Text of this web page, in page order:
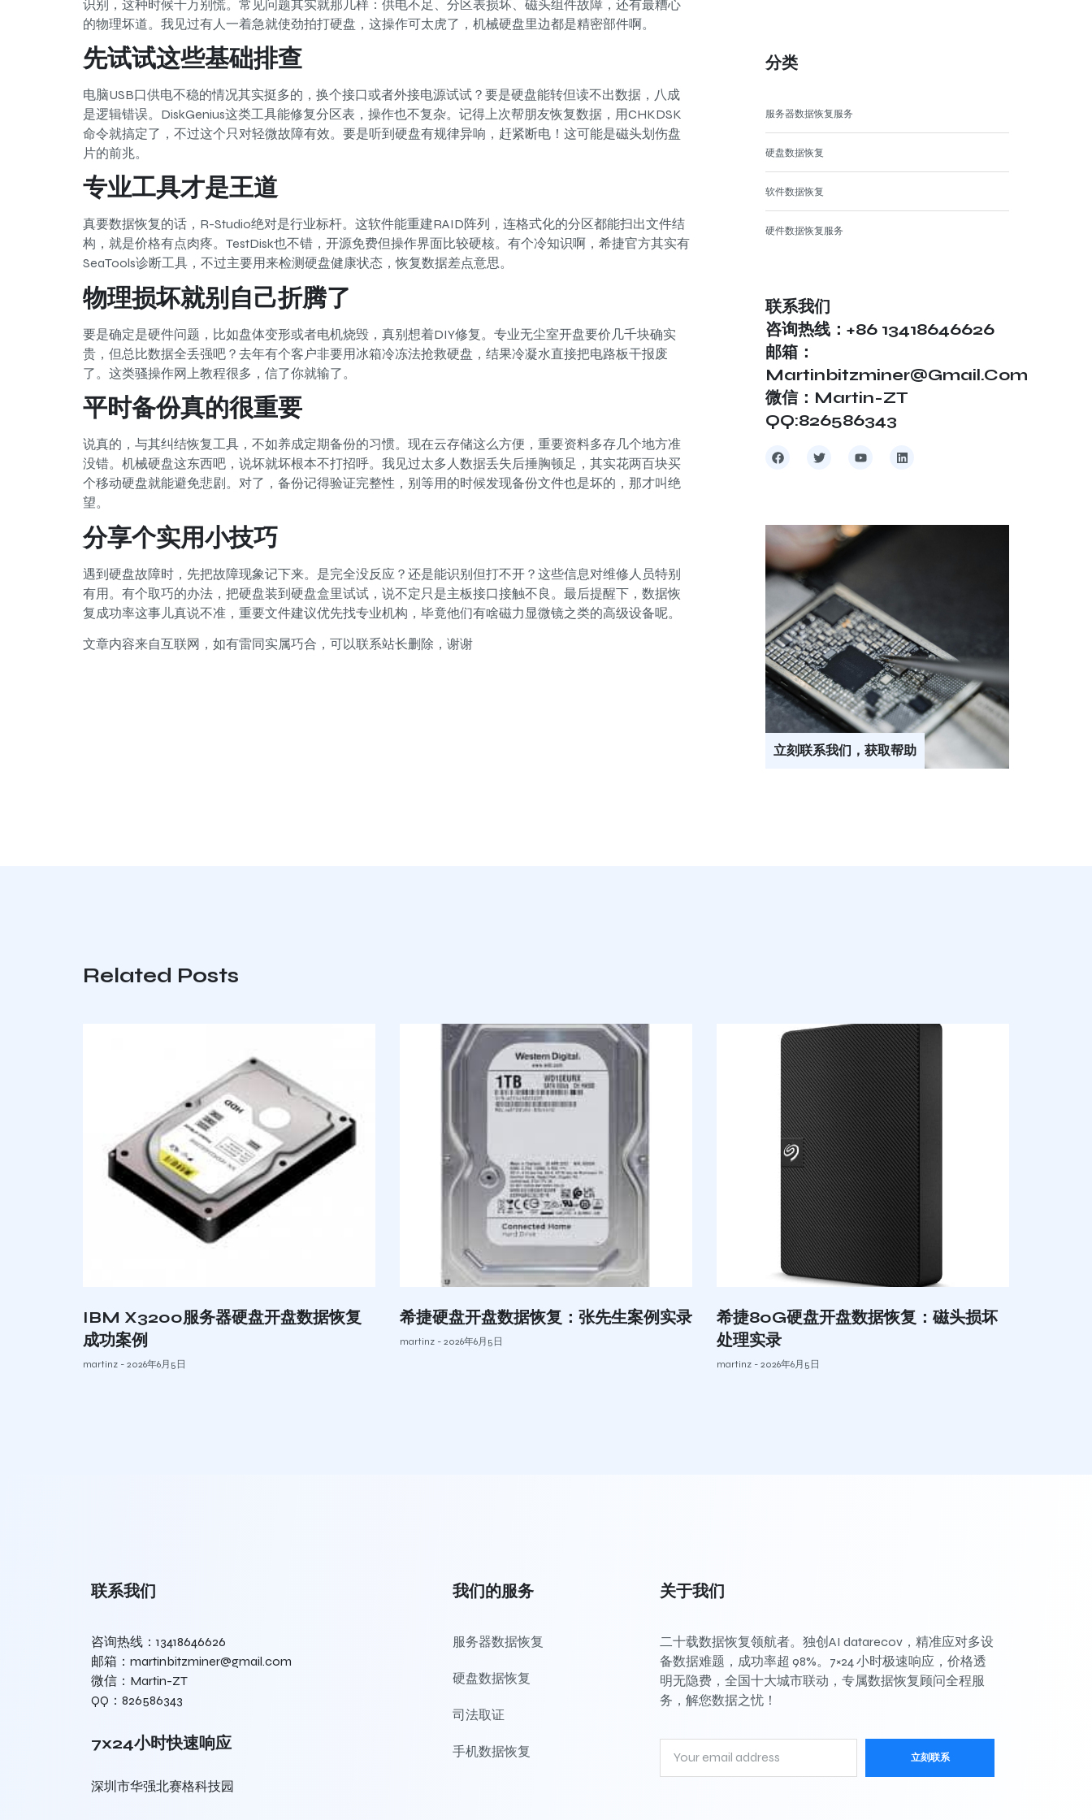
识别，这种时候千万别慌。常见问题其实就那几样：供电不足、分区表损坏、磁头组件故障，还有最糟心
的物理坏道。我见过有人一着急就使劲拍打硬盘，这操作可太虎了，机械硬盘里边都是精密部件啊。
先试试这些基础排查
电脑USB口供电不稳的情况其实挺多的，换个接口或者外接电源试试？要是硬盘能转但读不出数据，八成
是逻辑错误。DiskGenius这类工具能修复分区表，操作也不复杂。记得上次帮朋友恢复数据，用CHKDSK
命令就搞定了，不过这个只对轻微故障有效。要是听到硬盘有规律异响，赶紧断电！这可能是磁头划伤盘
片的前兆。
专业工具才是王道
真要数据恢复的话，R-Studio绝对是行业标杆。这软件能重建RAID阵列，连格式化的分区都能扫出文件结
构，就是价格有点肉疼。TestDisk也不错，开源免费但操作界面比较硬核。有个冷知识啊，希捷官方其实有
SeaTools诊断工具，不过主要用来检测硬盘健康状态，恢复数据差点意思。
物理损坏就别自己折腾了
要是确定是硬件问题，比如盘体变形或者电机烧毁，真别想着DIY修复。专业无尘室开盘要价几千块确实
贵，但总比数据全丢强吧？去年有个客户非要用冰箱冷冻法抢救硬盘，结果冷凝水直接把电路板干报废
了。这类骚操作网上教程很多，信了你就输了。
平时备份真的很重要
说真的，与其纠结恢复工具，不如养成定期备份的习惯。现在云存储这么方便，重要资料多存几个地方准
没错。机械硬盘这东西吧，说坏就坏根本不打招呼。我见过太多人数据丢失后捶胸顿足，其实花两百块买
个移动硬盘就能避免悲剧。对了，备份记得验证完整性，别等用的时候发现备份文件也是坏的，那才叫绝
望。
分享个实用小技巧
遇到硬盘故障时，先把故障现象记下来。是完全没反应？还是能识别但打不开？这些信息对维修人员特别
有用。有个取巧的办法，把硬盘装到硬盘盒里试试，说不定只是主板接口接触不良。最后提醒下，数据恢
复成功率这事儿真说不准，重要文件建议优先找专业机构，毕竟他们有啥磁力显微镜之类的高级设备呢。
文章内容来自互联网，如有雷同实属巧合，可以联系站长删除，谢谢
分类
服务器数据恢复服务
硬盘数据恢复
软件数据恢复
硬件数据恢复服务
联系我们
咨询热线：+86 13418646626
邮箱：
Martinbitzminer@gmail.com
微信：Martin-ZT
QQ:826586343
立刻联系我们，获取帮助
Related Posts
IBM X3200服务器硬盘开盘数据恢复
成功案例
martinz 2026年6月5日
希捷硬盘开盘数据恢复：张先生案例实录
martinz 2026年6月5日
希捷80G硬盘开盘数据恢复：磁头损坏
处理实录
martinz 2026年6月5日
联系我们
咨询热线：13418646626
邮箱：martinbitzminer@gmail.com
微信：Martin-ZT
QQ：826586343
7x24小时快速响应
深圳市华强北赛格科技园
我们的服务
服务器数据恢复
硬盘数据恢复
司法取证
手机数据恢复
关于我们
二十载数据恢复领航者。独创AI datarecov，精准应对多设
备数据难题，成功率超 98%。7×24 小时极速响应，价格透
明无隐费，全国十大城市联动，专属数据恢复顾问全程服
务，解您数据之忧！
立刻联系